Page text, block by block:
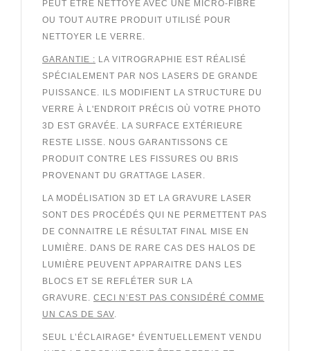
PEUT ÊTRE NETTOYÉ AVEC UNE MICRO-FIBRE
OU TOUT AUTRE PRODUIT UTILISÉ POUR
NETTOYER LE VERRE.
GARANTIE : LA VITROGRAPHIE EST RÉALISÉ
SPÉCIALEMENT PAR NOS LASERS DE GRANDE
PUISSANCE. ILS MODIFIENT LA STRUCTURE DU
VERRE À L'ENDROIT PRÉCIS OÙ VOTRE PHOTO
3D EST GRAVÉE. LA SURFACE EXTÉRIEURE
RESTE LISSE. NOUS GARANTISSONS CE
PRODUIT CONTRE LES FISSURES OU BRIS
PROVENANT DU GRATTAGE LASER.
LA MODÉLISATION 3D ET LA GRAVURE LASER
SONT DES PROCÉDÉS QUI NE PERMETTENT PAS
DE CONNAITRE LE RÉSULTAT FINAL MISE EN
LUMIÈRE. DANS DE RARE CAS DES HALOS DE
LUMIÈRE PEUVENT APPARAITRE DANS LES
BLOCS ET SE REFLÉTER SUR LA
GRAVURE. CECI N’EST PAS CONSIDÉRÉ COMME
UN CAS DE SAV.
SEUL L’ÉCLAIRAGE* ÉVENTUELLEMENT VENDU